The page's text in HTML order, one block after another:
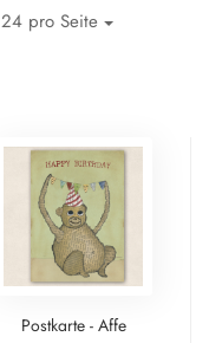
24 pro Seite
Postkarte - Affe